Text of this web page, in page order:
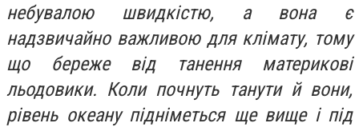
небувалою швидкістю, а вона є
надзвичайно важливою для клімату, тому
що береже від танення материкові
льодовики. Коли почнуть танути й вони,
рівень океану підніметься ще вище і під